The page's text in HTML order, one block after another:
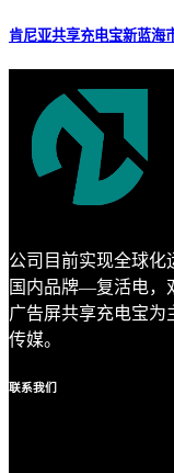
肯尼亚共享充电宝新蓝海
公司目前实现全球
国内品牌—复活电，
广告屏共享充电宝为
传媒。
联系我们